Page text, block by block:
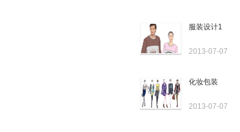
服装设计1
2013-07-07
化妆包装
2013-07-07